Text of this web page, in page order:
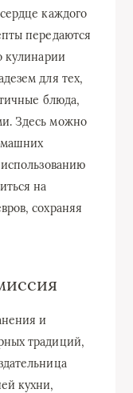
каждого
передаются
кулинарии
для тех,
блюда,
Здесь можно
на
сохраняя
и
традиций,
кухни,